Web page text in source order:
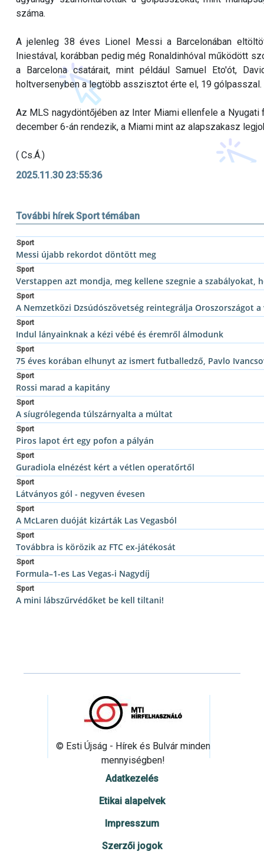
száma.
A jelenleg 38 éves Lionel Messi a Barcelonában
Iniestával, korábban pedig még Ronaldinhóval működött
a Barcelona csatárait, mint például Samuel Eto'ót,
holtversenyben a legtöbb asszisztot érte el, 19 gólpasszal.
Az MLS nagydöntőjében az Inter Miami ellenfele a
december 6-án rendezik, a Miami mint az alapszakasz
( Cs.Á.)
2025.11.30 23:55:36
További hírek Sport témában
Sport
Messi újabb rekordot döntött meg
Sport
Verstappen azt mondja, meg kellene szegnie a
Sport
A Nemzetközi Dzsúdószövetség reintegrálja Oroszországot
Sport
Indul lányainknak a kézi vébé és éremről álmodunk
Sport
75 éves korában elhunyt az ismert futballedző, Pavlo
Sport
Rossi marad a kapitány
Sport
A síugrólegenda túlszárnyalta a múltat
Sport
Piros lapot ért egy pofon a pályán
Sport
Guradiola elnézést kért a vétlen operatőrtől
Sport
Látványos gól - negyven évesen
Sport
A McLaren duóját kizárták Las Vegasból
Sport
Továbbra is körözik az FTC ex-játékosát
Sport
Formula–1-es Las Vegas-i Nagydíj
Sport
A mini lábszűrvédőket be kell tiltani!
© Esti Újság - Hírek és Bulvár minden
mennyiségben!
Adatkezelés
Etikai alapelvek
Impresszum
Szerzői jogok